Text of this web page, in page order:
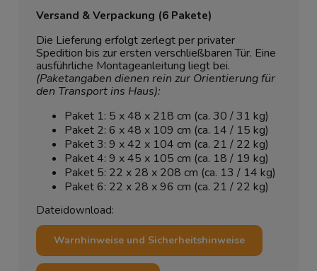
Versand & Verpackung (6 Pakete)
Die Lieferung erfolgt zerlegt per privater
Spedition bis zur ersten verschließbaren Tür. Eine
ausführliche Montageanleitung liegt bei.
(Paketangaben dienen rein zur Orientierung für
den Transport ins Haus):
Paket 1: 5 x 48 x 218 cm (ca. 30 / 31 kg)
Paket 2: 6 x 48 x 109 cm (ca. 14 / 15 kg)
Paket 3: 9 x 42 x 104 cm (ca. 21 / 22 kg)
Paket 4: 9 x 45 x 105 cm (ca. 18 / 19 kg)
Paket 5: 22 x 28 x 208 cm (ca. 13 / 14 kg)
Paket 6: 22 x 28 x 96 cm (ca. 21 / 22 kg)
Dateidownload:
Warnhinweise und Sicherheitshinweise